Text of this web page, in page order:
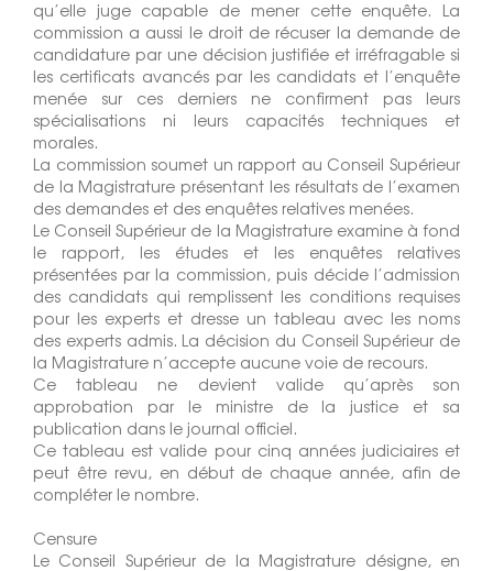
qu’elle juge capable de mener cette enquête. La
commission a aussi le droit de récuser la demande de
candidature par une décision justifiée et irréfragable si
les certificats avancés par les candidats et l’enquête
menée sur ces derniers ne confirment pas leurs
spécialisations ni leurs capacités techniques et
morales.
La commission soumet un rapport au Conseil Supérieur
de la Magistrature présentant les résultats de l’examen
des demandes et des enquêtes relatives menées.
Le Conseil Supérieur de la Magistrature examine à fond
le rapport, les études et les enquêtes relatives
présentées par la commission, puis décide l’admission
des candidats qui remplissent les conditions requises
pour les experts et dresse un tableau avec les noms
des experts admis. La décision du Conseil Supérieur de
la Magistrature n’accepte aucune voie de recours.
Ce tableau ne devient valide qu’après son
approbation par le ministre de la justice et sa
publication dans le journal officiel.
Ce tableau est valide pour cinq années judiciaires et
peut être revu, en début de chaque année, afin de
compléter le nombre.
Censure
Le Conseil Supérieur de la Magistrature désigne, en